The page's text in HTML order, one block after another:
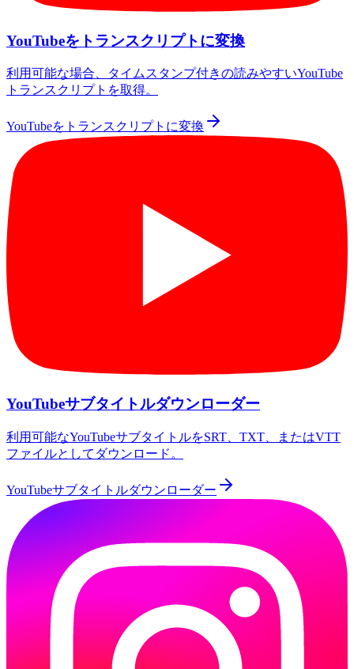
YouTubeをトランスクリプトに変換
利用可能な場合、タイムスタンプ付きの読みやすいYouTube
トランスクリプトを取得。
YouTubeをトランスクリプトに変換
YouTubeサブタイトルダウンローダー
利用可能なYouTubeサブタイトルをSRT、TXT、またはVTT
ファイルとしてダウンロード。
YouTubeサブタイトルダウンローダー